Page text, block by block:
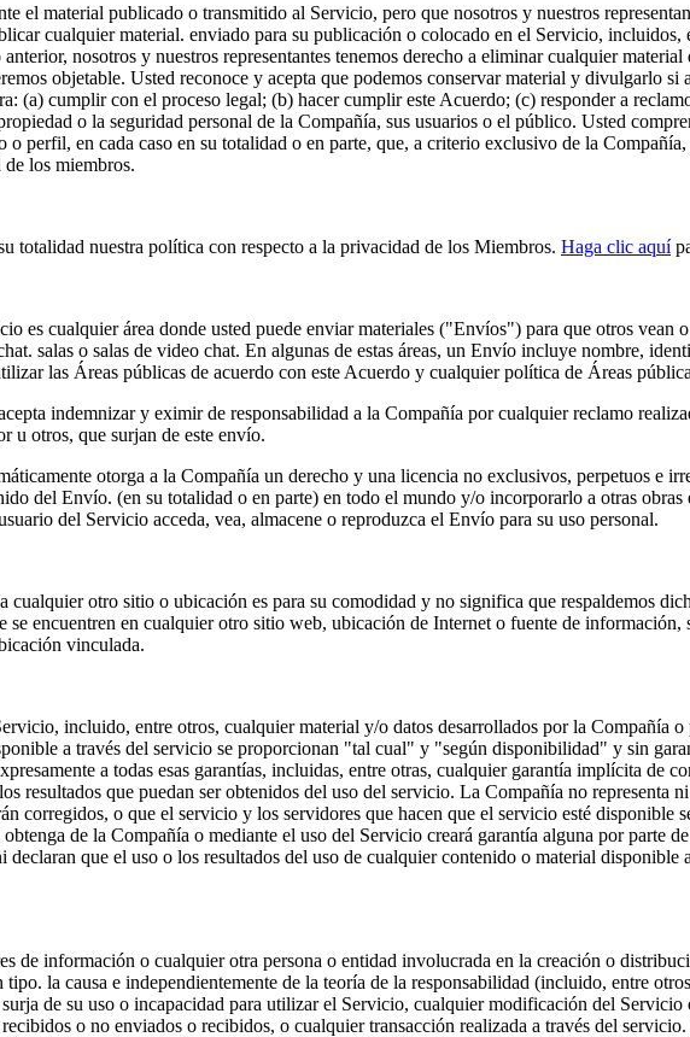
el material publicado o transmitido al Servicio, pero que nosotros y nuestros
cualquier material. enviado para su publicación o colocado en el Servicio,
nosotros y nuestros representantes tenemos derecho a eliminar cualquier
objetable. Usted reconoce y acepta que podemos conservar material y divulgarlo
(a) cumplir con el proceso legal; (b) hacer cumplir este Acuerdo; (c) responder a
o la seguridad personal de la Compañía, sus usuarios o el público. Usted
perfil, en cada caso en su totalidad o en parte, que, a criterio exclusivo de la
de los miembros.
totalidad nuestra política con respecto a la privacidad de los Miembros. Haga clic aquí
es cualquier área donde usted puede enviar materiales ("Envíos") para que otros vean
salas o salas de video chat. En algunas de estas áreas, un Envío incluye nombre,
las Áreas públicas de acuerdo con este Acuerdo y cualquier política de Áreas
indemnizar y eximir de responsabilidad a la Compañía por cualquier reclamo
u otros, que surjan de este envío.
otorga a la Compañía un derecho y una licencia no exclusivos, perpetuos e
del Envío. (en su totalidad o en parte) en todo el mundo y/o incorporarlo a otras
del Servicio acceda, vea, almacene o reproduzca el Envío para su uso personal.
cualquier otro sitio o ubicación es para su comodidad y no significa que respaldemos
se encuentren en cualquier otro sitio web, ubicación de Internet o fuente de
vinculada.
incluido, entre otros, cualquier material y/o datos desarrollados por la
a través del servicio se proporcionan "tal cual" y "según disponibilidad" y sin
a todas esas garantías, incluidas, entre otras, cualquier garantía implícita de
resultados que puedan ser obtenidos del uso del servicio. La Compañía no representa
corregidos, o que el servicio y los servidores que hacen que el servicio esté
de la Compañía o mediante el uso del Servicio creará garantía alguna por parte
que el uso o los resultados del uso de cualquier contenido o material
de información o cualquier otra persona o entidad involucrada en la creación o
la causa e independientemente de la teoría de la responsabilidad (incluido, entre
de su uso o incapacidad para utilizar el Servicio, cualquier modificación del
o no enviados o recibidos, o cualquier transacción realizada a través del